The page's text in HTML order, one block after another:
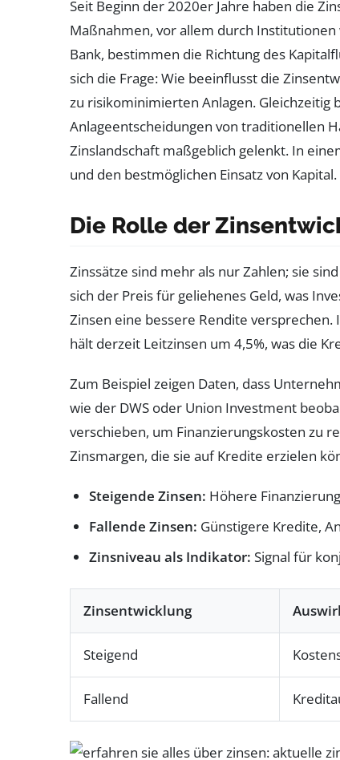
Seit Beginn der 2020er Jahre haben die
Maßnahmen, vor allem durch Institutionen
Bank, bestimmen die Richtung des
sich die Frage: Wie beeinflusst die
zu risikominimierten Anlagen.
Anlageentscheidungen von traditionellen
Zinslandschaft maßgeblich gelenkt. In
und den bestmöglichen Einsatz von Kapital.
Die Rolle der
Zinssätze sind mehr als nur Zahlen; sie
sich der Preis für geliehenes Geld, was
Zinsen eine bessere Rendite versprechen.
hält derzeit Leitzinsen um 4,5%, was die
Zum Beispiel zeigen Daten, dass
wie der DWS oder Union Investment
verschieben, um Finanzierungskosten zu
Zinsmargen, die sie auf Kredite erzielen
Steigende Zinsen: Höhere
Fallende Zinsen: Günstigere Kredite,
Zinsniveau als Indikator: Signal für
Zinsentwicklung
Steigend
Fallend